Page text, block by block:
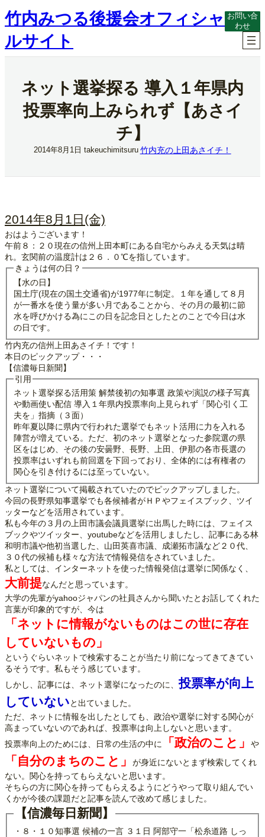
内
容
ス
キ
竹内みつる後援会オフィシャ
ルサイト
お問い合
わせ
ネット選挙探る 導入１年県内
投票率向上みられず【あさイ
チ】
2014年8月1日 takeuchimitsuru 竹内充の上田あさイチ！
2014年8月1日(金)
おはようございます！
午前８：２０現在の信州上田本町にある自宅からみえる天気は晴
れ。玄関前の温度計は２６．０℃を指しています。
きょうは何の日？
【水の日】
国土庁(現在の国土交通省)が1977年に制定。１年を通して８月
が一番水を使う量が多い月であることから、その月の最初に節
水を呼びかける為にこの日を記念日としたとのことで今日は水
の日です。
竹内充の信州上田あさイチ！です！
本日のピックアップ・・・
【信濃毎日新聞】
引用
ネット選挙探る活用策 解禁後初の知事選 政策や演説の様子写真
や動画使い配信 導入１年県内投票率向上見られず「関心引く工
夫を」指摘（３面）
昨年夏以降に県内で行われた選挙でもネット活用に力を入れる
陣営が増えている。ただ、初のネット選挙となった参院選の県
区をはじめ、その後の安曇野、長野、上田、伊那の各市長選の
投票率はいずれも前回選を下回っており、全体的には有権者の
関心を引き付けるには至っていない。
ネット選挙について掲載されていたのでピックアップしました。
今回の長野県知事選挙でも各候補者がＨＰやフェイスブック、ツイ
ッターなどを活用されています。
私も今年の３月の上田市議会議員選挙に出馬した時には、フェイス
ブックやツイッター、youtubeなどを活用しましたし、記事にある林
和明市議や他初当選した、山田英喜市議、成瀬拓市議など２０代、
３０代の候補も様々な方法で情報発信をされていました。
私としては、インターネットを使った情報発信は選挙に関係なく、
大前提なんだと思っています。
大学の先輩がyahooジャパンの社員さんから聞いたとお話してくれた
言葉が印象的ですが、今は
「ネットに情報がないものはこの世に存在
していないもの」
というぐらいネットで検索することが当たり前になってきてきてい
るそうです。私もそう感じています。
しかし、記事には、ネット選挙になったのに、投票率が向上
していないと出ていました。
ただ、ネットに情報を出したとしても、政治や選挙に対する関心が
高まっていないのであれば、投票率は向上しないと思います。
投票率向上のためには、日常の生活の中に
「政治のこと」 や
「自分のまちのこと」
が身近にないとまず検索してくれ
ない。関心を持ってもらえないと思います。
そちらの方に関心を持ってもらえるようにどうやって取り組んでい
くかが今後の課題だと記事を読んで改めて感じました。
【信濃毎日新聞】
・８・１０知事選 候補の一言 ３１日 阿部守一「松糸道路 しっ